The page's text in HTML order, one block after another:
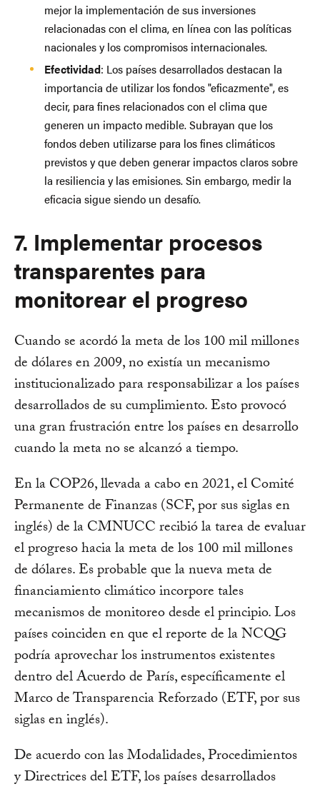
mejor la implementación de sus inversiones
relacionadas con el clima, en línea con las políticas
nacionales y los compromisos internacionales.
Efectividad: Los países desarrollados destacan la
importancia de utilizar los fondos "eficazmente", es
decir, para fines relacionados con el clima que
generen un impacto medible. Subrayan que los
fondos deben utilizarse para los fines climáticos
previstos y que deben generar impactos claros sobre
la resiliencia y las emisiones. Sin embargo, medir la
eficacia sigue siendo un desafío.
7. Implementar procesos
transparentes para
monitorear el progreso
Cuando se acordó la meta de los 100 mil millones
de dólares en 2009, no existía un mecanismo
institucionalizado para responsabilizar a los países
desarrollados de su cumplimiento. Esto provocó
una gran frustración entre los países en desarrollo
cuando la meta no se alcanzó a tiempo.
En la COP26, llevada a cabo en 2021, el Comité
Permanente de Finanzas (SCF, por sus siglas en
inglés) de la CMNUCC recibió la tarea de evaluar
el progreso hacia la meta de los 100 mil millones
de dólares. Es probable que la nueva meta de
financiamiento climático incorpore tales
mecanismos de monitoreo desde el principio. Los
países coinciden en que el reporte de la NCQG
podría aprovechar los instrumentos existentes
dentro del Acuerdo de París, específicamente el
Marco de Transparencia Reforzado (ETF, por sus
siglas en inglés).
De acuerdo con las Modalidades, Procedimientos
y Directrices del ETF, los países desarrollados